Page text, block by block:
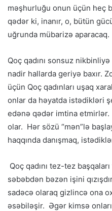
məşhurluğu onun üçün heç
qədər ki, inanır, o, bütün
uğrunda mübarizə aparacaq.
Qoç qadını sonsuz
nadir hallarda geriyə baxır.
üçün Qoç qadınları uşaq
onlar da həyatda istədikləri
edənə qədər imtina etmirlər.
olar. Hər sözü “mən”lə
haqqında danışmaq,
Qoç qadını tez-tez
səbəbdən bəzən işini
sadəcə olaraq gizlincə ona
əsəbiləşir. Əgər kimsə